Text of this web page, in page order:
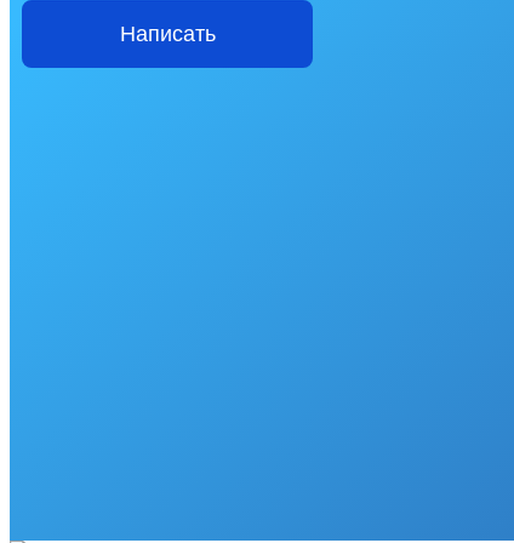
Написать